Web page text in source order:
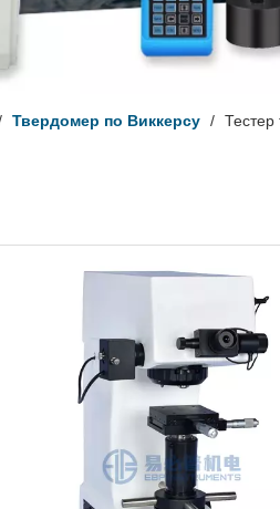
Твердомер по Виккерсу /